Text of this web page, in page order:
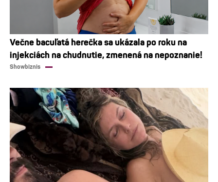
Večne bacuľatá herečka sa ukázala po roku na
injekciách na chudnutie, zmenená na nepoznanie!
Showbiznis